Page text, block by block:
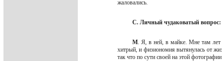
жаловались.
С. Личный чудаковатый
М. Я, в ней, в майке. Мне там лет
хитрый, и физиономия вытянулась от
так что по сути своей на этой